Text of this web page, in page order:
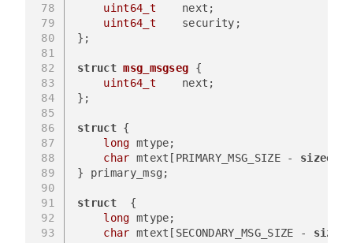
78
79
80
81
82
83
84
85
86
87
88
89
90
91
92
93
uint64_t
    next;
uint64_t
    security;
};
struct msg_msgseg {
uint64_t
    next;
};
struct {
long mtype;
char mtext[PRIMARY_MSG_SIZE - sizeof
} primary_msg;
struct
  {
long mtype;
char mtext[SECONDARY_MSG_SIZE - sizeof